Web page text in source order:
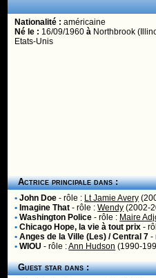
Nationalité :américaine
Né le : 16/09/1960à Northbrook
Etats-Unis
Actrice principale dans :
• John Doe - rôle : Lt Jamie Avery
• Imagine That - rôle :Wendy (2002-
• Washington Police - rôle : Maire
• Chicago Hope, la vie à tout prix -
• Anges de la Ville (Les) / Central 7 -
• WIOU - rôle :Ann Hudson (1990-
Guest star dans :